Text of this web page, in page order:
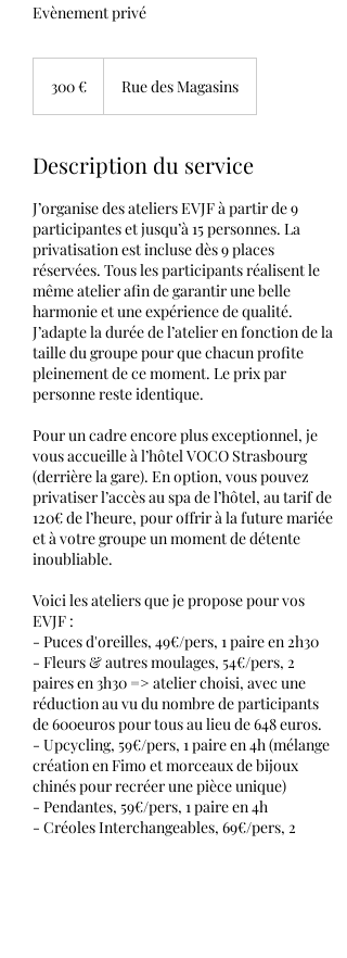
Evènement privé
300 € Rue des Magasins
Description du service
J’organise des ateliers EVJF à partir de 9
participantes et jusqu’à 15 personnes. La
privatisation est incluse dès 9 places
réservées. Tous les participants réalisent le
même atelier afin de garantir une belle
harmonie et une expérience de qualité.
J’adapte la durée de l’atelier en fonction de la
taille du groupe pour que chacun profite
pleinement de ce moment. Le prix par
personne reste identique.
Pour un cadre encore plus exceptionnel, je
vous accueille à l’hôtel VOCO Strasbourg
(derrière la gare). En option, vous pouvez
privatiser l’accès au spa de l’hôtel, au tarif de
120€ de l’heure, pour offrir à la future mariée
et à votre groupe un moment de détente
inoubliable.
Voici les ateliers que je propose pour vos
EVJF :
- Puces d'oreilles, 49€/pers, 1 paire en 2h30
- Fleurs & autres moulages, 54€/pers, 2
paires en 3h30 => atelier choisi, avec une
réduction au vu du nombre de participants
de 600euros pour tous au lieu de 648 euros.
- Upcycling, 59€/pers, 1 paire en 4h (mélange
création en Fimo et morceaux de bijoux
chinés pour recréer une pièce unique)
- Pendantes, 59€/pers, 1 paire en 4h
- Créoles Interchangeables, 69€/pers, 2